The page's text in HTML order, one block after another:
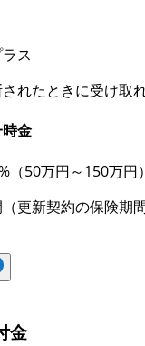
ス
れたときに受け取れ
金
（50万円～150万円）
更新契約の保険期
金